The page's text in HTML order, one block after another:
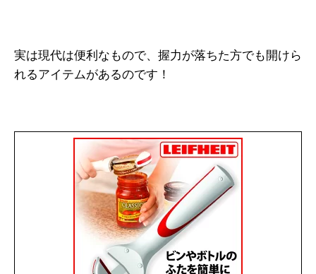
実は現代は便利なもので、握力が落ちた方でも開けら
れるアイテムがあるのです！